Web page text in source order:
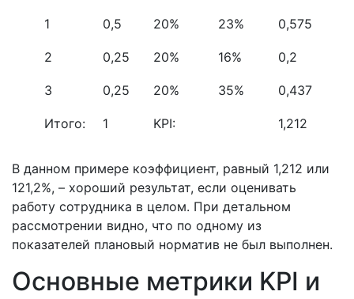
1 0,5 20% 23% 0,575
2 0,25 20% 16% 0,2
3 0,25 20% 35% 0,437
Итого: 1 KPI: 1,212
В данном примере коэффициент, равный 1,212 или
121,2%, – хороший результат, если оценивать
работу сотрудника в целом. При детальном
рассмотрении видно, что по одному из
показателей плановый норматив не был выполнен.
Основные метрики KPI и